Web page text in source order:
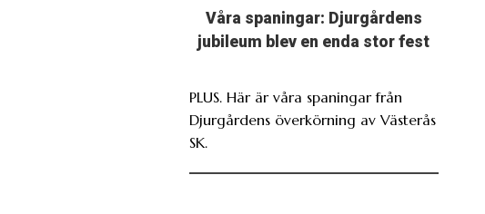
Våra spaningar: Djurgårdens
jubileum blev en enda stor fest
PLUS. Här är våra spaningar från
Djurgårdens överkörning av Västerås
SK.